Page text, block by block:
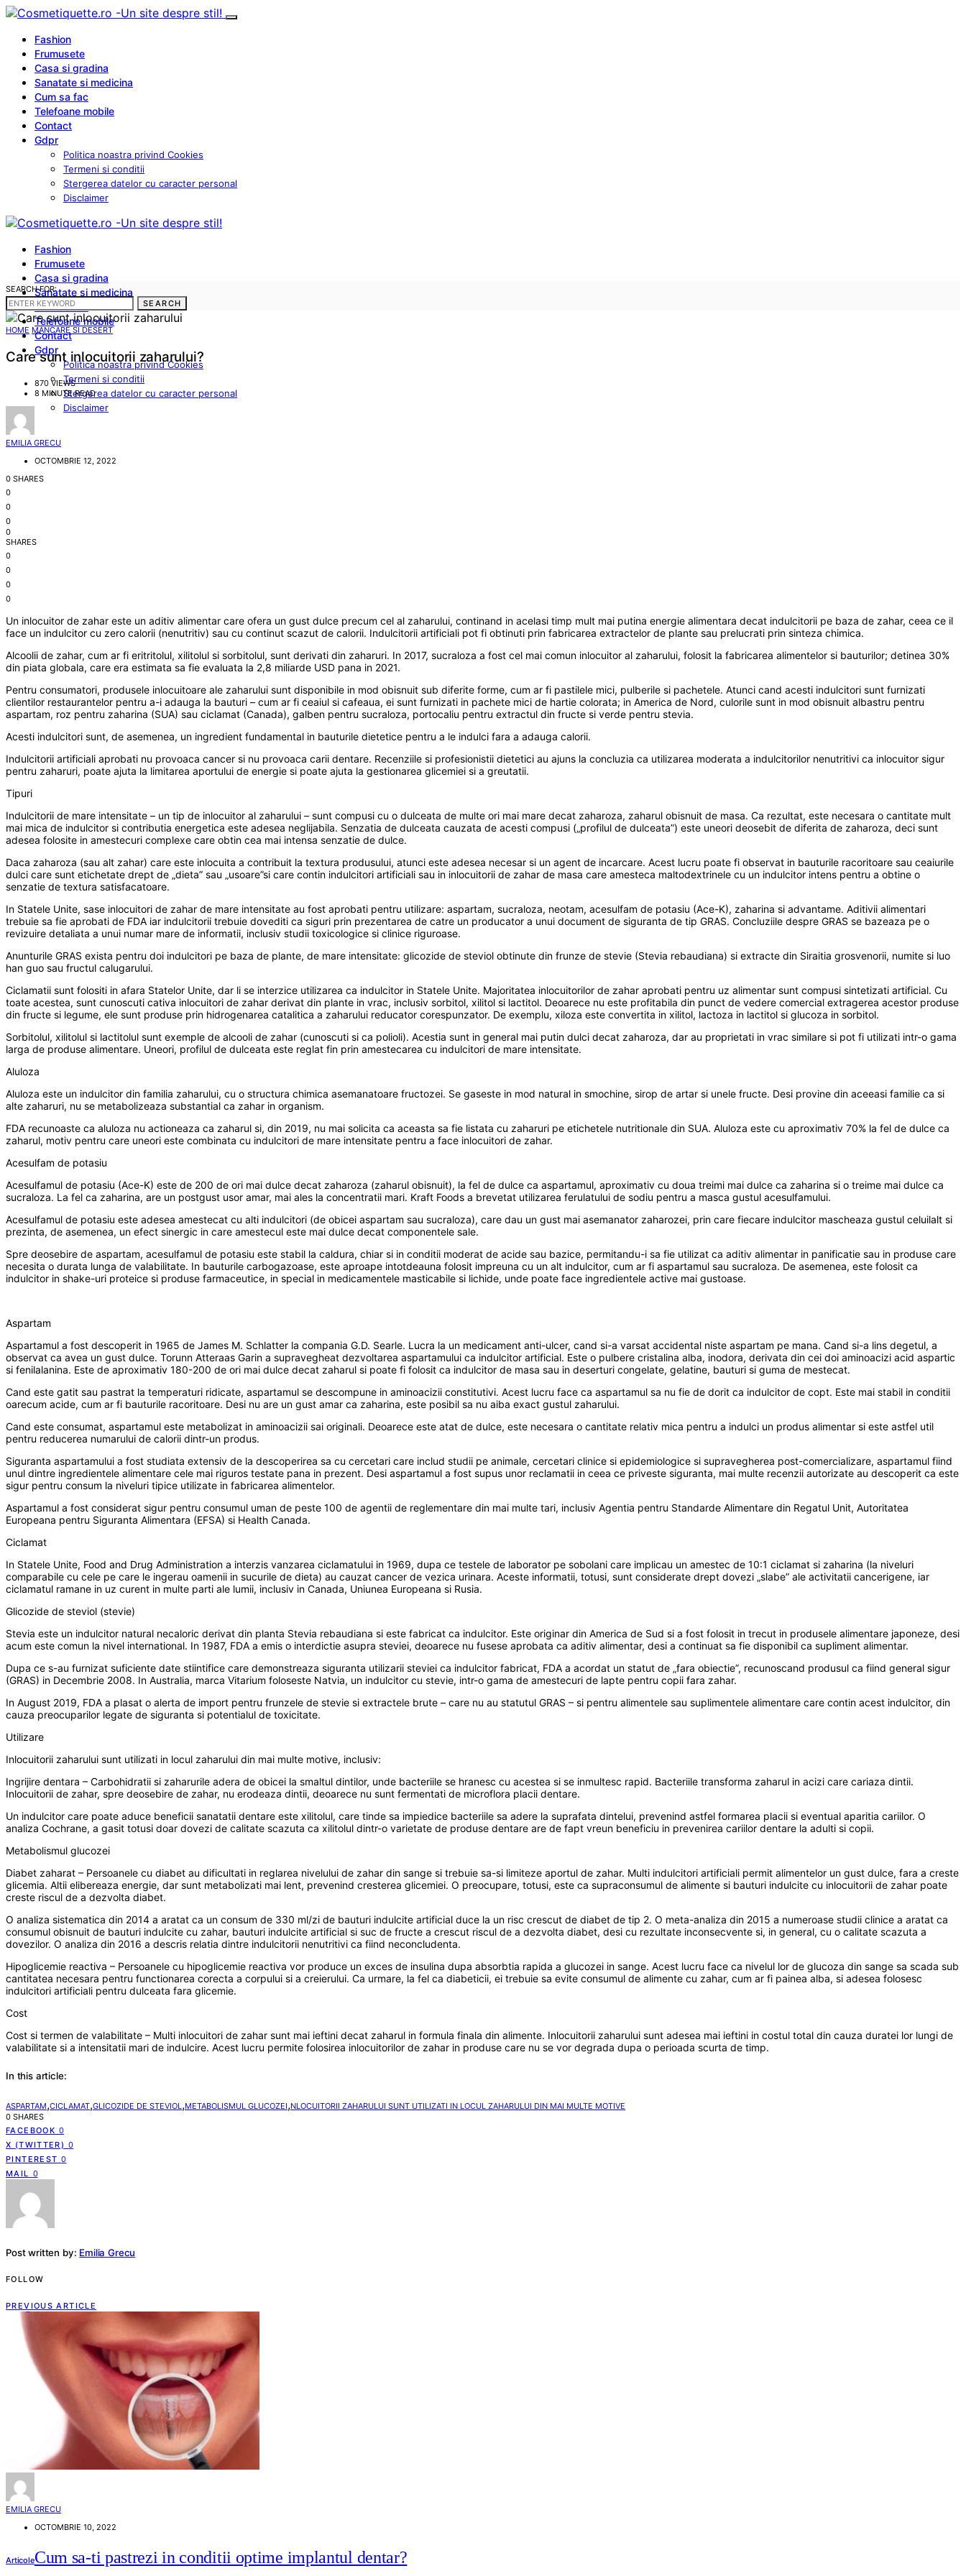
Fashion
Frumusete
Casa si gradina
Sanatate si medicina
Cum sa fac
Telefoane mobile
Contact
Gdpr
Politica noastra privind Cookies
Termeni si conditii
Stergerea datelor cu caracter personal
Disclaimer
Fashion
Frumusete
Casa si gradina
Sanatate si medicina
Cum sa fac
Telefoane mobile
Contact
Gdpr
Politica noastra privind Cookies
Termeni si conditii
Stergerea datelor cu caracter personal
Disclaimer
SEARCH FOR:
SEARCH
HOME MANCARE SI DESERT
Care sunt inlocuitorii zaharului?
870 VIEWS
8 MINUTE READ
EMILIA GRECU
OCTOMBRIE 12, 2022
0 SHARES
0
0
0
0
SHARES
0
0
0
0
Un inlocuitor de zahar este un aditiv alimentar care ofera un gust dulce precum cel al zaharului, continand in acelasi timp mult mai putina energie alimentara decat indulcitorii pe baza de zahar, ceea ce il
face un indulcitor cu zero calorii (nenutritiv) sau cu continut scazut de calorii. Indulcitorii artificiali pot fi obtinuti prin fabricarea extractelor de plante sau prelucrati prin sinteza chimica.
Alcoolii de zahar, cum ar fi eritritolul, xilitolul si sorbitolul, sunt derivati din zaharuri. In 2017, sucraloza a fost cel mai comun inlocuitor al zaharului, folosit la fabricarea alimentelor si bauturilor; detinea 30%
din piata globala, care era estimata sa fie evaluata la 2,8 miliarde USD pana in 2021.
Pentru consumatori, produsele inlocuitoare ale zaharului sunt disponibile in mod obisnuit sub diferite forme, cum ar fi pastilele mici, pulberile si pachetele. Atunci cand acesti indulcitori sunt furnizati
clientilor restaurantelor pentru a-i adauga la bauturi – cum ar fi ceaiul si cafeaua, ei sunt furnizati in pachete mici de hartie colorata; in America de Nord, culorile sunt in mod obisnuit albastru pentru
aspartam, roz pentru zaharina (SUA) sau ciclamat (Canada), galben pentru sucraloza, portocaliu pentru extractul din fructe si verde pentru stevia.
Acesti indulcitori sunt, de asemenea, un ingredient fundamental in bauturile dietetice pentru a le indulci fara a adauga calorii.
Indulcitorii artificiali aprobati nu provoaca cancer si nu provoaca carii dentare. Recenziile si profesionistii dietetici au ajuns la concluzia ca utilizarea moderata a indulcitorilor nenutritivi ca inlocuitor sigur
pentru zaharuri, poate ajuta la limitarea aportului de energie si poate ajuta la gestionarea glicemiei si a greutatii.
Tipuri
Indulcitorii de mare intensitate – un tip de inlocuitor al zaharului – sunt compusi cu o dulceata de multe ori mai mare decat zaharoza, zaharul obisnuit de masa. Ca rezultat, este necesara o cantitate mult
mai mica de indulcitor si contributia energetica este adesea neglijabila. Senzatia de dulceata cauzata de acesti compusi („profilul de dulceata”) este uneori deosebit de diferita de zaharoza, deci sunt
adesea folosite in amestecuri complexe care obtin cea mai intensa senzatie de dulce.
Daca zaharoza (sau alt zahar) care este inlocuita a contribuit la textura produsului, atunci este adesea necesar si un agent de incarcare. Acest lucru poate fi observat in bauturile racoritoare sau ceaiurile
dulci care sunt etichetate drept de „dieta” sau „usoare”si care contin indulcitori artificiali sau in inlocuitorii de zahar de masa care amesteca maltodextrinele cu un indulcitor intens pentru a obtine o
senzatie de textura satisfacatoare.
In Statele Unite, sase inlocuitori de zahar de mare intensitate au fost aprobati pentru utilizare: aspartam, sucraloza, neotam, acesulfam de potasiu (Ace-K), zaharina si advantame. Aditivii alimentari
trebuie sa fie aprobati de FDA iar indulcitorii trebuie dovediti ca siguri prin prezentarea de catre un producator a unui document de siguranta de tip GRAS. Concluziile despre GRAS se bazeaza pe o
revizuire detaliata a unui numar mare de informatii, inclusiv studii toxicologice si clinice riguroase.
Anunturile GRAS exista pentru doi indulcitori pe baza de plante, de mare intensitate: glicozide de steviol obtinute din frunze de stevie (Stevia rebaudiana) si extracte din Siraitia grosvenorii, numite si luo
han guo sau fructul calugarului.
Ciclamatii sunt folositi in afara Statelor Unite, dar li se interzice utilizarea ca indulcitor in Statele Unite. Majoritatea inlocuitorilor de zahar aprobati pentru uz alimentar sunt compusi sintetizati artificial. Cu
toate acestea, sunt cunoscuti cativa inlocuitori de zahar derivat din plante in vrac, inclusiv sorbitol, xilitol si lactitol. Deoarece nu este profitabila din punct de vedere comercial extragerea acestor produse
din fructe si legume, ele sunt produse prin hidrogenarea catalitica a zaharului reducator corespunzator. De exemplu, xiloza este convertita in xilitol, lactoza in lactitol si glucoza in sorbitol.
Sorbitolul, xilitolul si lactitolul sunt exemple de alcooli de zahar (cunoscuti si ca polioli). Acestia sunt in general mai putin dulci decat zaharoza, dar au proprietati in vrac similare si pot fi utilizati intr-o gama
larga de produse alimentare. Uneori, profilul de dulceata este reglat fin prin amestecarea cu indulcitori de mare intensitate.
Aluloza
Aluloza este un indulcitor din familia zaharului, cu o structura chimica asemanatoare fructozei. Se gaseste in mod natural in smochine, sirop de artar si unele fructe. Desi provine din aceeasi familie ca si
alte zaharuri, nu se metabolizeaza substantial ca zahar in organism.
FDA recunoaste ca aluloza nu actioneaza ca zaharul si, din 2019, nu mai solicita ca aceasta sa fie listata cu zaharuri pe etichetele nutritionale din SUA. Aluloza este cu aproximativ 70% la fel de dulce ca
zaharul, motiv pentru care uneori este combinata cu indulcitori de mare intensitate pentru a face inlocuitori de zahar.
Acesulfam de potasiu
Acesulfamul de potasiu (Ace-K) este de 200 de ori mai dulce decat zaharoza (zaharul obisnuit), la fel de dulce ca aspartamul, aproximativ cu doua treimi mai dulce ca zaharina si o treime mai dulce ca
sucraloza. La fel ca zaharina, are un postgust usor amar, mai ales la concentratii mari. Kraft Foods a brevetat utilizarea ferulatului de sodiu pentru a masca gustul acesulfamului.
Acesulfamul de potasiu este adesea amestecat cu alti indulcitori (de obicei aspartam sau sucraloza), care dau un gust mai asemanator zaharozei, prin care fiecare indulcitor mascheaza gustul celuilalt si
prezinta, de asemenea, un efect sinergic in care amestecul este mai dulce decat componentele sale.
Spre deosebire de aspartam, acesulfamul de potasiu este stabil la caldura, chiar si in conditii moderat de acide sau bazice, permitandu-i sa fie utilizat ca aditiv alimentar in panificatie sau in produse care
necesita o durata lunga de valabilitate. In bauturile carbogazoase, este aproape intotdeauna folosit impreuna cu un alt indulcitor, cum ar fi aspartamul sau sucraloza. De asemenea, este folosit ca
indulcitor in shake-uri proteice si produse farmaceutice, in special in medicamentele masticabile si lichide, unde poate face ingredientele active mai gustoase.
Aspartam
Aspartamul a fost descoperit in 1965 de James M. Schlatter la compania G.D. Searle. Lucra la un medicament anti-ulcer, cand si-a varsat accidental niste aspartam pe mana. Cand si-a lins degetul, a
observat ca avea un gust dulce. Torunn Atteraas Garin a supravegheat dezvoltarea aspartamului ca indulcitor artificial. Este o pulbere cristalina alba, inodora, derivata din cei doi aminoacizi acid aspartic
si fenilalanina. Este de aproximativ 180-200 de ori mai dulce decat zaharul si poate fi folosit ca indulcitor de masa sau in deserturi congelate, gelatine, bauturi si guma de mestecat.
Cand este gatit sau pastrat la temperaturi ridicate, aspartamul se descompune in aminoacizii constitutivi. Acest lucru face ca aspartamul sa nu fie de dorit ca indulcitor de copt. Este mai stabil in conditii
oarecum acide, cum ar fi bauturile racoritoare. Desi nu are un gust amar ca zaharina, este posibil sa nu aiba exact gustul zaharului.
Cand este consumat, aspartamul este metabolizat in aminoacizii sai originali. Deoarece este atat de dulce, este necesara o cantitate relativ mica pentru a indulci un produs alimentar si este astfel util
pentru reducerea numarului de calorii dintr-un produs.
Siguranta aspartamului a fost studiata extensiv de la descoperirea sa cu cercetari care includ studii pe animale, cercetari clinice si epidemiologice si supravegherea post-comercializare, aspartamul fiind
unul dintre ingredientele alimentare cele mai riguros testate pana in prezent. Desi aspartamul a fost supus unor reclamatii in ceea ce priveste siguranta, mai multe recenzii autorizate au descoperit ca este
sigur pentru consum la niveluri tipice utilizate in fabricarea alimentelor.
Aspartamul a fost considerat sigur pentru consumul uman de peste 100 de agentii de reglementare din mai multe tari, inclusiv Agentia pentru Standarde Alimentare din Regatul Unit, Autoritatea
Europeana pentru Siguranta Alimentara (EFSA) si Health Canada.
Ciclamat
In Statele Unite, Food and Drug Administration a interzis vanzarea ciclamatului in 1969, dupa ce testele de laborator pe sobolani care implicau un amestec de 10:1 ciclamat si zaharina (la niveluri
comparabile cu cele pe care le ingerau oamenii in sucurile de dieta) au cauzat cancer de vezica urinara. Aceste informatii, totusi, sunt considerate drept dovezi „slabe” ale activitatii cancerigene, iar
ciclamatul ramane in uz curent in multe parti ale lumii, inclusiv in Canada, Uniunea Europeana si Rusia.
Glicozide de steviol (stevie)
Stevia este un indulcitor natural necaloric derivat din planta Stevia rebaudiana si este fabricat ca indulcitor. Este originar din America de Sud si a fost folosit in trecut in produsele alimentare japoneze, desi
acum este comun la nivel international. In 1987, FDA a emis o interdictie asupra steviei, deoarece nu fusese aprobata ca aditiv alimentar, desi a continuat sa fie disponibil ca supliment alimentar.
Dupa ce s-au furnizat suficiente date stiintifice care demonstreaza siguranta utilizarii steviei ca indulcitor fabricat, FDA a acordat un statut de „fara obiectie”, recunoscand produsul ca fiind general sigur
(GRAS) in Decembrie 2008. In Australia, marca Vitarium foloseste Natvia, un indulcitor cu stevie, intr-o gama de amestecuri de lapte pentru copii fara zahar.
In August 2019, FDA a plasat o alerta de import pentru frunzele de stevie si extractele brute – care nu au statutul GRAS – si pentru alimentele sau suplimentele alimentare care contin acest indulcitor, din
cauza preocuparilor legate de siguranta si potentialul de toxicitate.
Utilizare
Inlocuitorii zaharului sunt utilizati in locul zaharului din mai multe motive, inclusiv:
Ingrijire dentara – Carbohidratii si zaharurile adera de obicei la smaltul dintilor, unde bacteriile se hranesc cu acestea si se inmultesc rapid. Bacteriile transforma zaharul in acizi care cariaza dintii.
Inlocuitorii de zahar, spre deosebire de zahar, nu erodeaza dintii, deoarece nu sunt fermentati de microflora placii dentare.
Un indulcitor care poate aduce beneficii sanatatii dentare este xilitolul, care tinde sa impiedice bacteriile sa adere la suprafata dintelui, prevenind astfel formarea placii si eventual aparitia cariilor. O
analiza Cochrane, a gasit totusi doar dovezi de calitate scazuta ca xilitolul dintr-o varietate de produse dentare are de fapt vreun beneficiu in prevenirea cariilor dentare la adulti si copii.
Metabolismul glucozei
Diabet zaharat – Persoanele cu diabet au dificultati in reglarea nivelului de zahar din sange si trebuie sa-si limiteze aportul de zahar. Multi indulcitori artificiali permit alimentelor un gust dulce, fara a creste
glicemia. Altii elibereaza energie, dar sunt metabolizati mai lent, prevenind cresterea glicemiei. O preocupare, totusi, este ca supraconsumul de alimente si bauturi indulcite cu inlocuitorii de zahar poate
creste riscul de a dezvolta diabet.
O analiza sistematica din 2014 a aratat ca un consum de 330 ml/zi de bauturi indulcite artificial duce la un risc crescut de diabet de tip 2. O meta-analiza din 2015 a numeroase studii clinice a aratat ca
consumul obisnuit de bauturi indulcite cu zahar, bauturi indulcite artificial si suc de fructe a crescut riscul de a dezvolta diabet, desi cu rezultate inconsecvente si, in general, cu o calitate scazuta a
dovezilor. O analiza din 2016 a descris relatia dintre indulcitorii nenutritivi ca fiind neconcludenta.
Hipoglicemie reactiva – Persoanele cu hipoglicemie reactiva vor produce un exces de insulina dupa absorbtia rapida a glucozei in sange. Acest lucru face ca nivelul lor de glucoza din sange sa scada sub
cantitatea necesara pentru functionarea corecta a corpului si a creierului. Ca urmare, la fel ca diabeticii, ei trebuie sa evite consumul de alimente cu zahar, cum ar fi painea alba, si adesea folosesc
indulcitori artificiali pentru dulceata fara glicemie.
Cost
Cost si termen de valabilitate – Multi inlocuitori de zahar sunt mai ieftini decat zaharul in formula finala din alimente. Inlocuitorii zaharului sunt adesea mai ieftini in costul total din cauza duratei lor lungi de
valabilitate si a intensitatii mari de indulcire. Acest lucru permite folosirea inlocuitorilor de zahar in produse care nu se vor degrada dupa o perioada scurta de timp.
In this article:
ASPARTAM,CICLAMAT,GLICOZIDE DE STEVIOL ,METABOLISMUL GLUCOZEI,NLOCUITORII ZAHARULUI SUNT UTILIZATI IN LOCUL ZAHARULUI DIN MAI MULTE MOTIVE
0 SHARES
FACEBOOK 0
X (TWITTER) 0
PINTEREST 0
MAIL
0
Post written by: Emilia Grecu
FOLLOW
PREVIOUS ARTICLE
EMILIA GRECU
OCTOMBRIE 10, 2022
ArticoleCum sa-ti pastrezi in conditii optime implantul dentar?